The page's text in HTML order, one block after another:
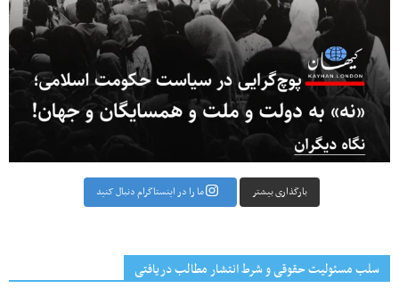
بارگذاری بیشتر ما را در اینستاگرام دنبال کنید
سلب مسئولیت حقوقی و شرط انتشار مطالب دریافتی